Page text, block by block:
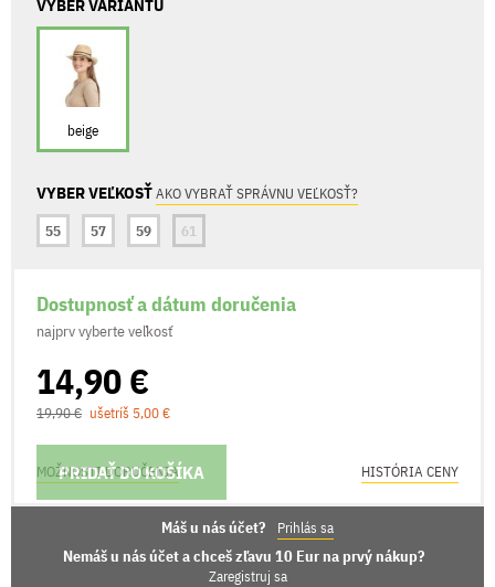
VYBER VARIANTU
beige
VYBER VEĽKOSŤAKO VYBRAŤ SPRÁVNU VEĽKOSŤ?
55
57 59 61
Dostupnosť a dátum doručenia
najprv vyberte veľkosť
14,90 €
19,90 € ušetríš 5,00 €
PRIDAŤ DO KOŠÍKA
MOŽNOSTI DORUČENIA HISTÓRIA CENY
Máš u nás účet? Prihlás sa
Nemáš u nás účet a chceš zľavu 10 Eur na prvý nákup?
Zaregistruj sa